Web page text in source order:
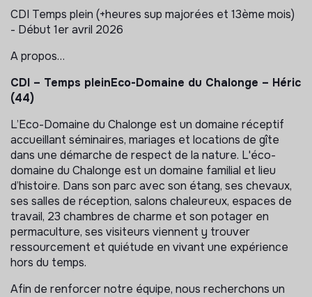
CDI Temps plein (+heures sup majorées et 13ème mois)
- Début 1er avril 2026
A propos…
CDI – Temps pleinEco-Domaine du Chalonge – Héric
(44)
L’Eco-Domaine du Chalonge est un domaine réceptif
accueillant séminaires, mariages et locations de gîte
dans une démarche de respect de la nature. L'éco-
domaine du Chalonge est un domaine familial et lieu
d’histoire. Dans son parc avec son étang, ses chevaux,
ses salles de réception, salons chaleureux, espaces de
travail, 23 chambres de charme et son potager en
permaculture, ses visiteurs viennent y trouver
ressourcement et quiétude en vivant une expérience
hors du temps.
Afin de renforcer notre équipe, nous recherchons un